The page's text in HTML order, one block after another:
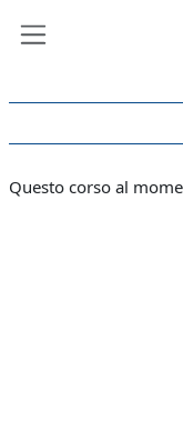
Questo corso al